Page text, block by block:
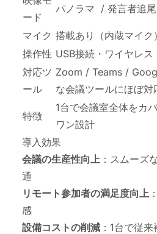
ード
パノラマ / 発言者追
マイク 搭載あり（内蔵マイク）
操作性 USB接続・ワイヤレス
対応ツ
ール
Zoom / Teams /
な会議ツールにほぼ対
特徴
1台で会議室全体をカ
ワン設計
導入効果
会議の生産性向上 ：スムーズ
通
リモート参加者の満足度向上
感
設備コストの削減 ：1台で従